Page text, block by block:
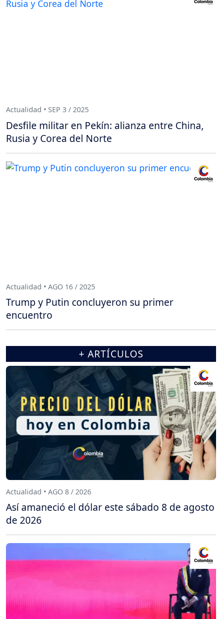
Actualidad • SEP 3 / 2025
Desfile militar en Pekín: alianza entre China,
Rusia y Corea del Norte
Actualidad • AGO 16 / 2025
Trump y Putin concluyeron su primer
encuentro
+ ARTÍCULOS
Actualidad • AGO 8 / 2026
Así amaneció el dólar este sábado 8 de agosto
de 2026